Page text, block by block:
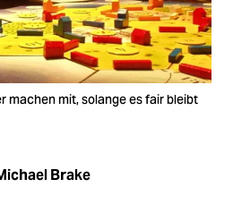
machen mit, solange es fair bleibt
Brake